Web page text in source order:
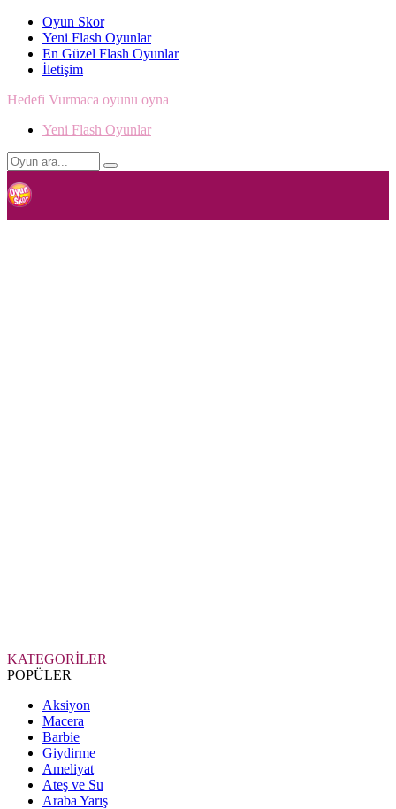
Oyun Skor
Yeni Flash Oyunlar
En Güzel Flash Oyunlar
İletişim
Hedefi Vurmaca oyunu oyna
Yeni Flash Oyunlar
KATEGORİLER
POPÜLER
Aksiyon
Macera
Barbie
Giydirme
Ameliyat
Ateş ve Su
Araba Yarış